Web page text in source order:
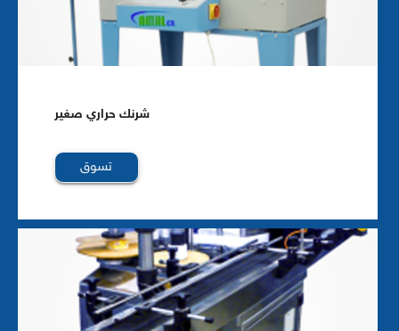
شرنك حراري صغير
تسوق